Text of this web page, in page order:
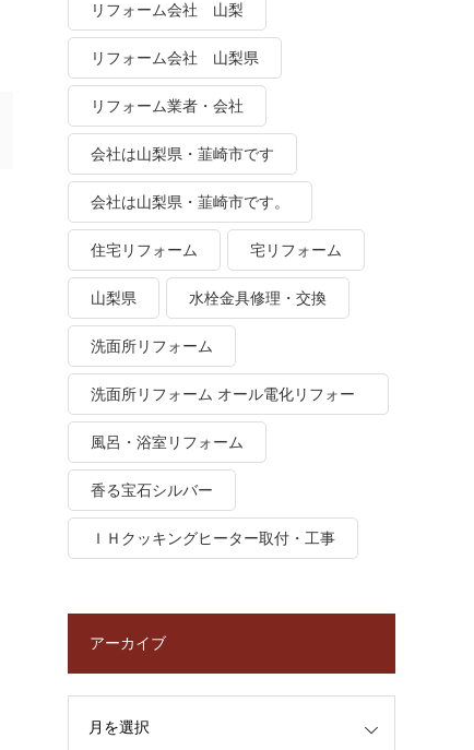
リフォーム会社 山梨
リフォーム会社 山梨県
リフォーム業者・会社
会社は山梨県・韮崎市です
会社は山梨県・韮崎市です。
住宅リフォーム 宅リフォーム
山梨県 水栓金具修理・交換
洗面所リフォーム
洗面所リフォーム オール電化リフォー
ム
風呂・浴室リフォーム
香る宝石シルバー
ＩＨクッキングヒーター取付・工事
アーカイブ